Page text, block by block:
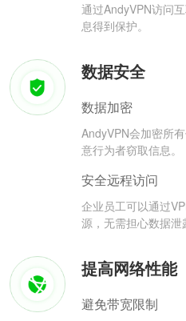
通过AndyVPN访问
息得到保护。
数据安全
数据加密
AndyVPN会加密所
意行为者窃取信息。
安全远程访问
企业员工可以通过
源，无需担心数据泄
提高网络性能
避免带宽限制